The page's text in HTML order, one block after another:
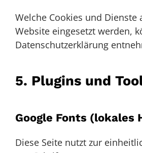
Welche Cookies und Dienste
Website eingesetzt werden,
Datenschutzerklärung
5. Plugins und
Google Fonts (lokales
Diese Seite nutzt zur